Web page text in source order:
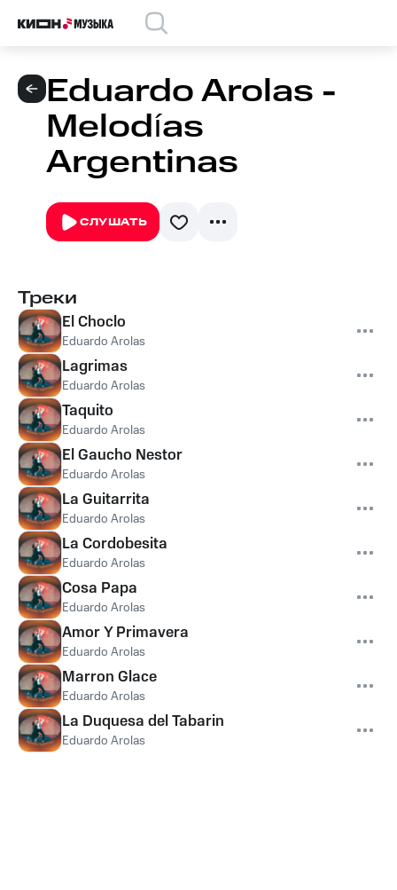
Eduardo Arolas -
Melodías
Argentinas
СЛУШАТЬ
Треки
El Choclo
Eduardo Arolas
Lagrimas
Eduardo Arolas
Taquito
Eduardo Arolas
El Gaucho Nestor
Eduardo Arolas
La Guitarrita
Eduardo Arolas
La Cordobesita
Eduardo Arolas
Cosa Papa
Eduardo Arolas
Amor Y Primavera
Eduardo Arolas
Marron Glace
Eduardo Arolas
La Duquesa del Tabarin
Eduardo Arolas